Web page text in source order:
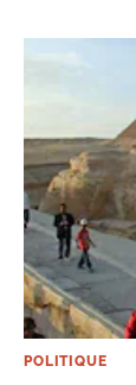
POLITIQUE